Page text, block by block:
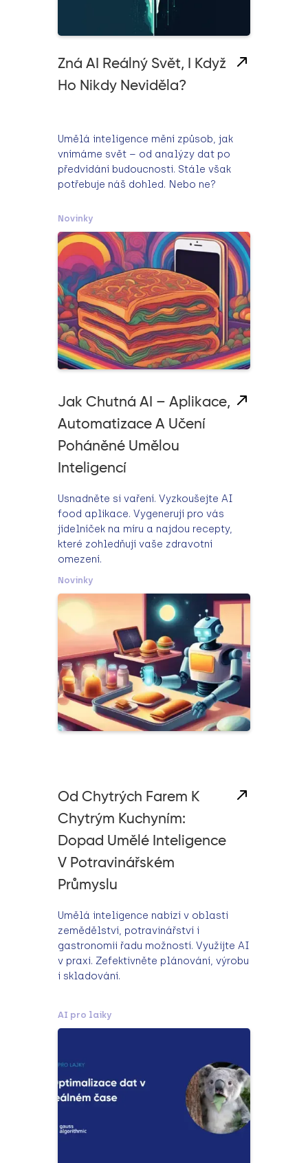
Zná AI Reálný Svět, I Když
Ho Nikdy Neviděla?
Umělá inteligence mění způsob, jak
vnímáme svět – od analýzy dat po
předvídání budoucnosti. Stále však
potřebuje náš dohled. Nebo ne?
Novinky
Jak Chutná AI – Aplikace,
Automatizace A Učení
Poháněné Umělou
Inteligencí
Usnadněte si vaření. Vyzkoušejte AI
food aplikace. Vygenerují pro vás
jídelníček na míru a najdou recepty,
které zohledňují vaše zdravotní
omezení.
Novinky
Od Chytrých Farem K
Chytrým Kuchyním:
Dopad Umělé Inteligence
V Potravinářském
Průmyslu
Umělá inteligence nabízí v oblasti
zemědělství, potravinářství i
gastronomii řadu možností. Využijte AI
v praxi. Zefektivněte plánování, výrobu
i skladování.
AI pro laiky